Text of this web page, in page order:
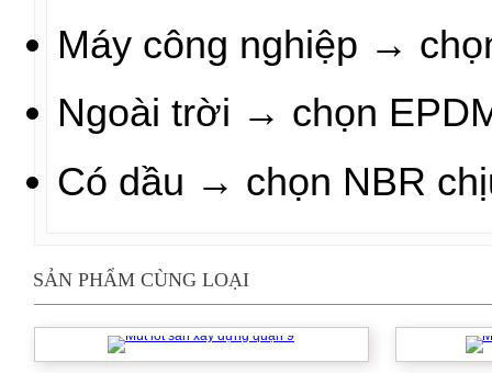
Máy công nghiệp →
Ngoài trời → chọn
Có dầu → chọn NBR
SẢN PHẨM CÙNG LOẠI